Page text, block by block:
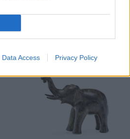
Data Access Privacy Policy